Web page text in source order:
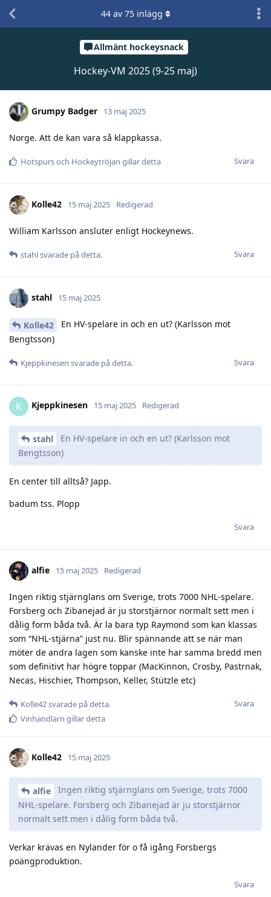
Allmänt hockeysnack
Hockey-VM 2025 (9-25 maj)
44av 75inlägg
Grumpy Badger 13 maj 2025
Norge. Att de kan vara så klappkassa.
Svara
Hotspursoch Hockeytröjan gillar detta
Kolle42 15 maj 2025 Redigerad
William Karlsson ansluter enligt Hockeynews.
Svara
stahlsvarade på detta.
stahl 15 maj 2025
Kolle42
En HV-spelare in och en ut? (Karlsson mot
Bengtsson)
Svara
Kjeppkinesen svarade på detta.
K Kjeppkinesen 15 maj 2025 Redigerad
stahl
En HV-spelare in och en ut? (Karlsson mot
Bengtsson)
En center till alltså? Japp.
badum tss. Plopp
Svara
alfie 15 maj 2025 Redigerad
Ingen riktig stjärnglans om Sverige, trots 7000 NHL-spelare.
Forsberg och Zibanejad är ju storstjärnor normalt sett men i
dålig form båda två. Är la bara typ Raymond som kan klassas
som “NHL-stjärna” just nu. Blir spännande att se när man
möter de andra lagen som kanske inte har samma bredd men
som definitivt har högre toppar (MacKinnon, Crosby, Pastrnak,
Necas, Hischier, Thompson, Keller, Stützle etc)
Svara
Kolle42svarade på detta.
Vinhandlarn gillar detta
Kolle42 15 maj 2025
alfie
Ingen riktig stjärnglans om Sverige, trots 7000
NHL-spelare. Forsberg och Zibanejad är ju storstjärnor
normalt sett men i dålig form båda två.
Verkar krävas en Nylander för o få igång Forsbergs
poängproduktion.
Svara